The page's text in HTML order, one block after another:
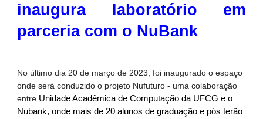
inaugura laboratório em
parceria com o NuBank
No último dia 20 de março de 2023, foi inaugurado o espaço
onde será conduzido o projeto Nufuturo - uma colaboração
entre Unidade Acadêmica de Computação da UFCG e o
Nubank, onde mais de 20 alunos de graduação e pós terão